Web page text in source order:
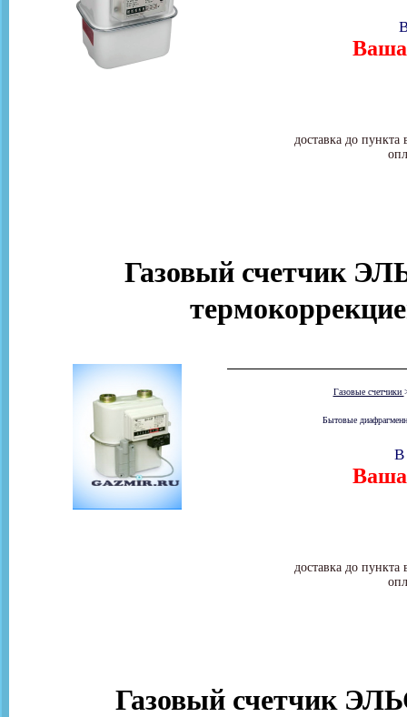
Ваша
доставка до
Газовый счетчик
Газовые счетчики
Бытовые
Ваша
доставка до
В
Газовый счетчик